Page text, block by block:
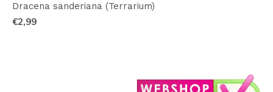
Dracena sanderiana (Terrarium)
€2,99